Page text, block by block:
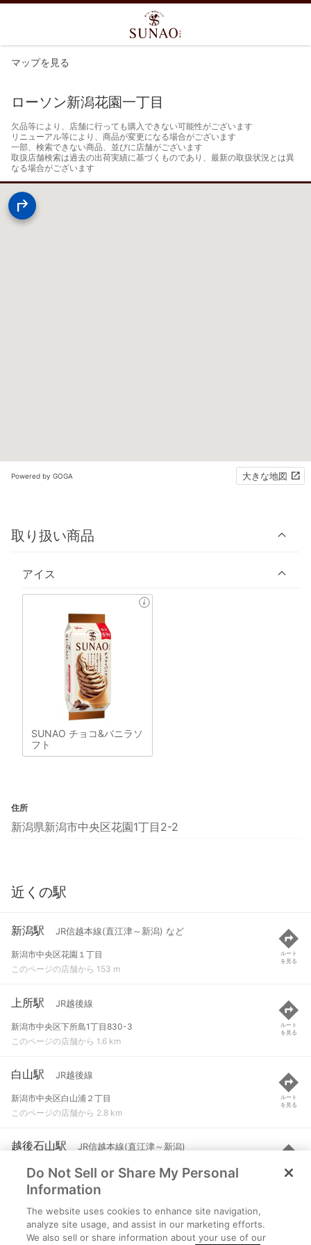
マップを見る
ローソン新潟花園一丁目
欠品等により、店舗に行っても購入できない可能性がございます
リニューアル等により、商品が変更になる場合がございます
一部、検索できない商品、並びに店舗がございます
取扱店舗検索は過去の出荷実績に基づくものであり、最新の取扱状況とは異
なる場合がございます
Powered by GOGA 大きな地図
取り扱い商品
アイス
SUNAO チョコ&バニラソ
フト
住所
新潟県新潟市中央区花園1丁目2-2
近くの駅
新潟駅 JR信越本線(直江津～新潟) など
新潟市中央区花園１丁目
このページの店舗から 153 m
ルート
を見る
上所駅 JR越後線
新潟市中央区下所島1丁目830-3
このページの店舗から 1.6 km
ルート
を見る
白山駅 JR越後線
新潟市中央区白山浦２丁目
このページの店舗から 2.8 km
ルート
を見る
越後石山駅 JR信越本線(直江津～新潟)
新潟市東区石山
このページの店舗から 3.5 km
ルート
を見る
東新潟駅 JR白新線
新潟市東区中島
Do Not Sell or Share My Personal
Information
The website uses cookies to enhance site navigation,
analyze site usage, and assist in our marketing efforts.
We also sell or share information about your use of our